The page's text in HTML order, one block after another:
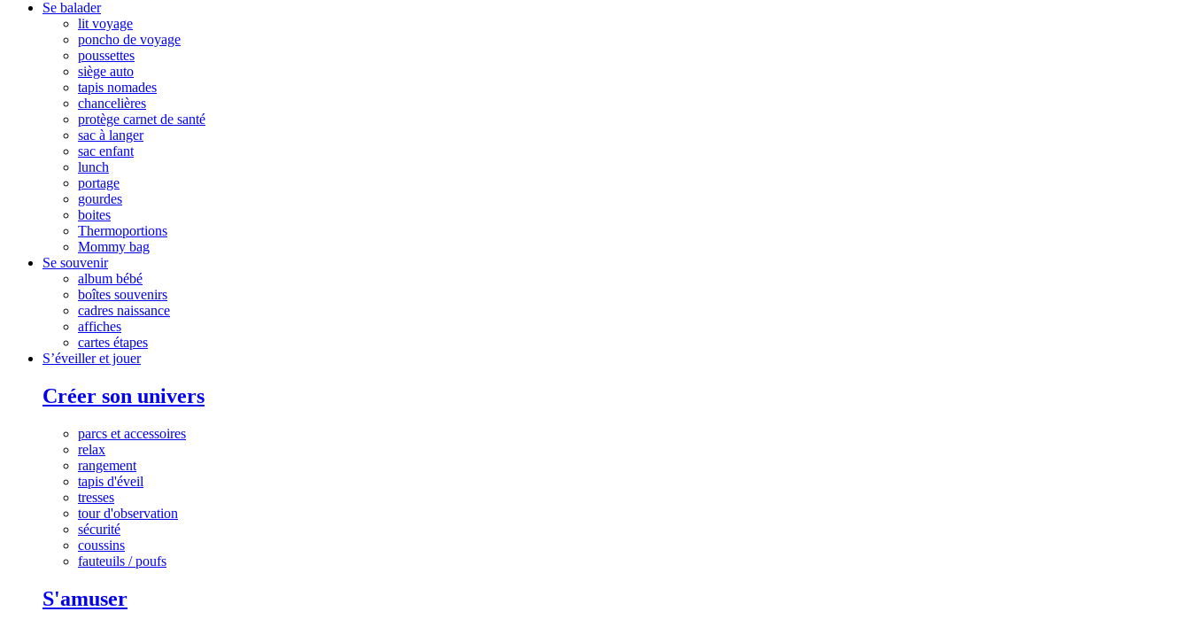
Se balader
lit voyage
poncho de voyage
poussettes
siège auto
tapis nomades
chancelières
protège carnet de santé
sac à langer
sac enfant
lunch
portage
gourdes
boites
Thermoportions
Mommy bag
Se souvenir
album bébé
boîtes souvenirs
cadres naissance
affiches
cartes étapes
S’éveiller et jouer
Créer son univers
parcs et accessoires
relax
rangement
tapis d'éveil
tresses
tour d'observation
sécurité
coussins
fauteuils / poufs
S'amuser